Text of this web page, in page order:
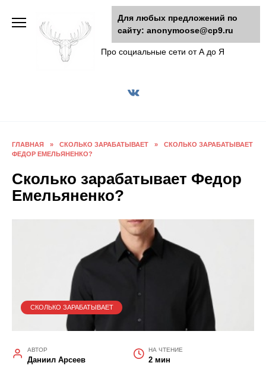
содержанию
AnonyMoose
Про социальные сети от А до Я
ГЛАВНАЯ » СКОЛЬКО ЗАРАБАТЫВАЕТ »
СКОЛЬКО ЗАРАБАТЫВАЕТ
ФЕДОР ЕМЕЛЬЯНЕНКО?
Сколько зарабатывает Федор
Емельяненко?
СКОЛЬКО ЗАРАБАТЫВАЕТ
АВТОР
Даниил Арсеев
НА ЧТЕНИЕ
2 мин
Для любых предложений по
сайту: anonymoose@cp9.ru